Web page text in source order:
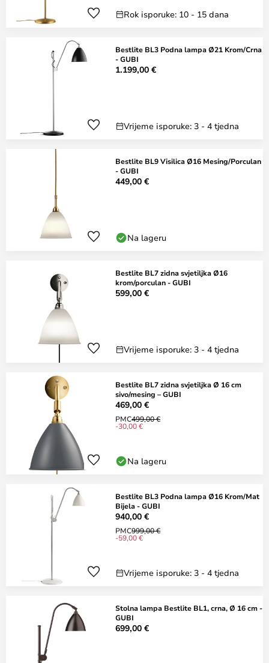
Rok isporuke: 10 - 15 dana
Bestlite BL3 Podna lampa Ø21 Krom/Crna
- GUBI
1.199,00 €
Vrijeme isporuke: 3 - 4 tjedna
Bestlite BL9 Visilica Ø16 Mesing/Porculan
- GUBI
449,00 €
Na lageru
Bestlite BL7 zidna svjetiljka Ø16
krom/porculan - GUBI
599,00 €
Vrijeme isporuke: 3 - 4 tjedna
Bestlite BL7 zidna svjetiljka Ø 16 cm
sivo/mesing – GUBI
469,00 €
PMC499,00 €
-30,00 €
Na lageru
Bestlite BL3 Podna lampa Ø16 Krom/Mat
Bijela - GUBI
940,00 €
PMC999,00 €
-59,00 €
Vrijeme isporuke: 3 - 4 tjedna
Stolna lampa Bestlite BL1, crna, Ø 16 cm -
GUBI
699,00 €